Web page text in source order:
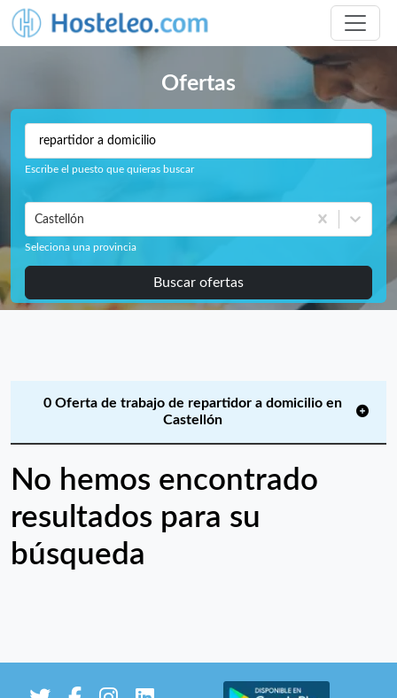
Ofertas
Escribe el puesto que quieras buscar
Castellón
Seleciona una provincia
Buscar ofertas
0 Oferta de trabajo de repartidor a domicilio en
Castellón
No hemos encontrado
resultados para su
búsqueda